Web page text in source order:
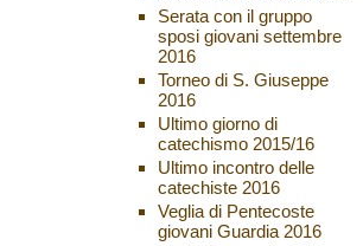
Serata con il gruppo
sposi giovani settembre
2016
Torneo di S. Giuseppe
2016
Ultimo giorno di
catechismo 2015/16
Ultimo incontro delle
catechiste 2016
Veglia di Pentecoste
giovani Guardia 2016